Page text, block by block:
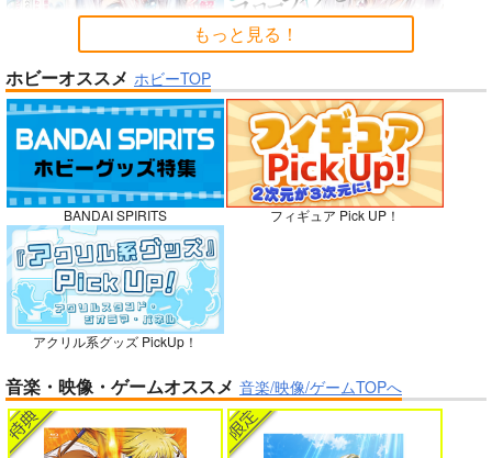
カート
オリジナル
カート
青山 澄香
カート
No.10
作って食べよう陸軍
飯-野外炊事・携行食
編-
シオサイ。
完全解呪のプリースト 2
嫁候補、うちに住むらしい。 #古民
家・美少女3人・耳付き幼馴染
禁断で禁断じゃないちょっと禁断な
義兄妹ラブコメは未遂えっちから始
英雄戦記～ 10
もっと見る！
ホビーオススメ ホビーTOP
BANDAI SPIRITS フィギュア Pick UP！
アクリル系グッズ PickUp！
音楽・映像・ゲームオススメ 音楽/映像/ゲームTOPへ